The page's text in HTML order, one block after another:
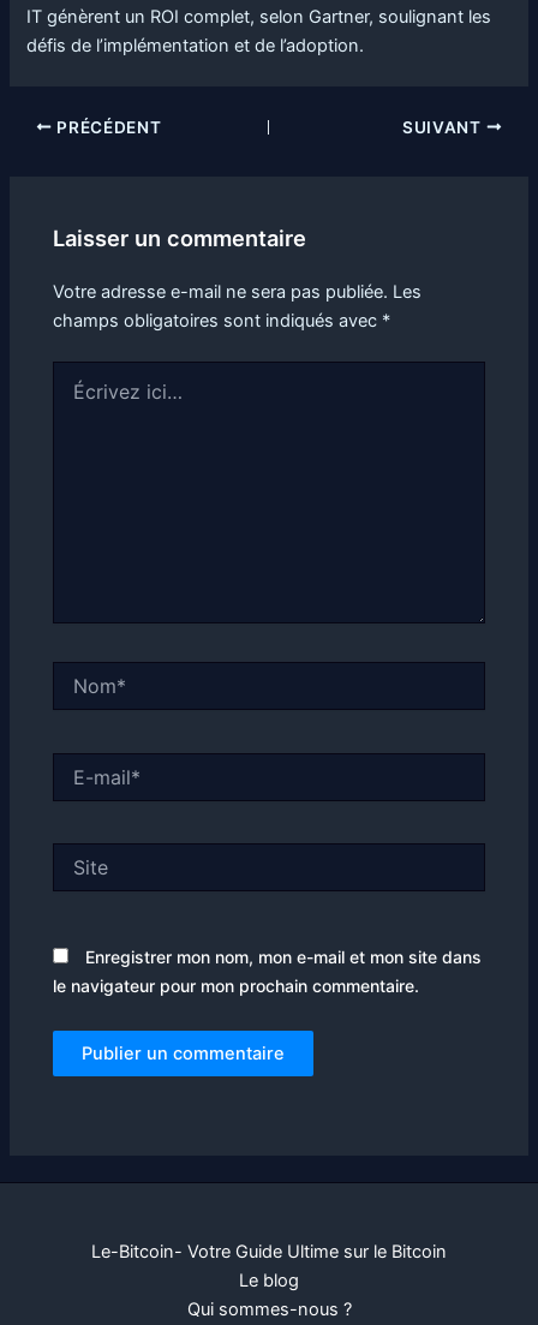
IT génèrent un ROI complet, selon Gartner, soulignant les
défis de l’implémentation et de l’adoption.
PRÉCÉDENT SUIVANT
Laisser un commentaire
Votre adresse e-mail ne sera pas publiée. Les
champs obligatoires sont indiqués avec *
ici…
mail*
Enregistrer mon nom, mon e-mail et mon site dans
le navigateur pour mon prochain commentaire.
Le-Bitcoin- Votre Guide Ultime sur le Bitcoin
Le blog
Qui sommes-nous ?